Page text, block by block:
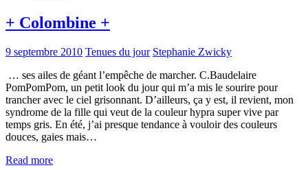
+ Colombine +
9 septembre 2010 Tenues du jour Stephanie Zwicky
… ses ailes de géant l’empêche de marcher. C.Baudelaire
PomPomPom, un petit look du jour qui m’a mis le sourire pour
trancher avec le ciel grisonnant. D’ailleurs, ça y est, il revient, mon
syndrome de la fille qui veut de la couleur hypra super vive par
temps gris. En été, j’ai presque tendance à vouloir des couleurs
douces, gaies mais…
Read more